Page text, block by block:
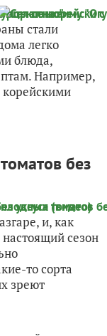
стали
легко
блюда,
Например,
без
и, как
сезон
то сорта
зреют